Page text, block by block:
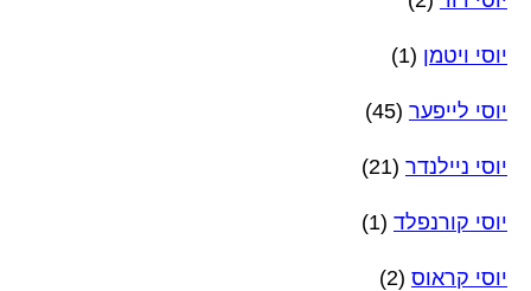
יוסי ויטמן (1)
יוסי לייפער (45)
יוסי ניילנדר (21)
יוסי קורנפלד (1)
יוסי קראוס (2)